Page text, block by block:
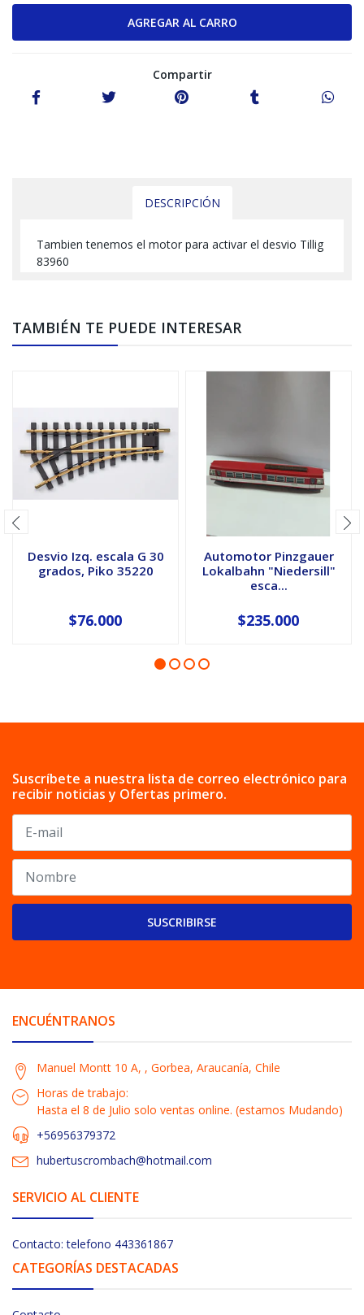
Compartir
DESCRIPCIÓN
Tambien tenemos el motor para activar el desvio Tillig
83960
TAMBIÉN TE PUEDE INTERESAR
Desvio Izq. escala G 30
grados, Piko 35220
$76.000
Automotor Pinzgauer
Lokalbahn "Niedersill"
esca...
$235.000
Suscríbete a nuestra lista de correo electrónico para
recibir noticias y Ofertas primero.
SUSCRIBIRSE
ENCUÉNTRANOS
Manuel Montt 10 A, , Gorbea, Araucanía, Chile
Horas de trabajo:
Hasta el 8 de Julio solo ventas online. (estamos Mudando)
+56956379372
hubertuscrombach@hotmail.com
SERVICIO AL CLIENTE
Contacto: telefono 443361867
CATEGORÍAS DESTACADAS